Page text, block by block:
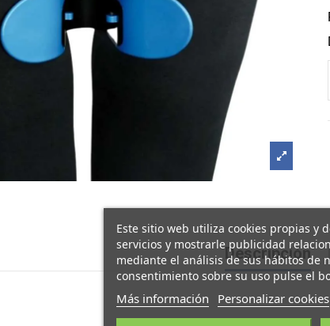
Descripción
Este sitio web utiliza cookies propias y
servicios y mostrarle publicidad
mediante el análisis de sus hábitos de
consentimiento sobre su uso pulse el
Más información Personalizar cookies